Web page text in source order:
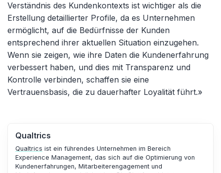
Verständnis des Kundenkontexts ist wichtiger als die
Erstellung detaillierter Profile, da es Unternehmen
ermöglicht, auf die Bedürfnisse der Kunden
entsprechend ihrer aktuellen Situation einzugehen.
Wenn sie zeigen, wie ihre Daten die Kundenerfahrung
verbessert haben, und dies mit Transparenz und
Kontrolle verbinden, schaffen sie eine
Vertrauensbasis, die zu dauerhafter Loyalität führt.»
Qualtrics
Qualtrics ist ein führendes Unternehmen im Bereich
Experience Management, das sich auf die Optimierung von
Kundenerfahrungen, Mitarbeiterengagement und